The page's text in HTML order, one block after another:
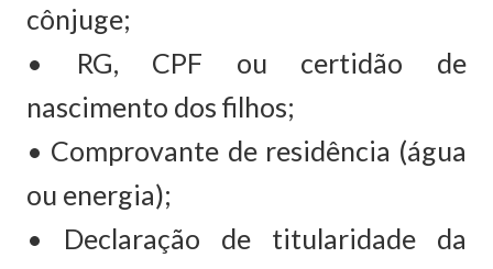
cônjuge;
• RG, CPF ou certidão de
nascimento dos filhos;
• Comprovante de residência (água
ou energia);
• Declaração de titularidade da